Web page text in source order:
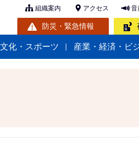
組織案内 アクセス 音
防災・緊急情報
化・スポーツ 産業・経済・ビ